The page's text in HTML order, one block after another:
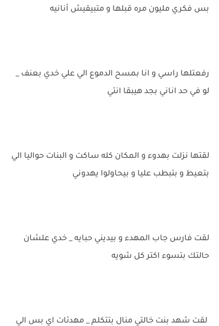
بس فكري مليون مره قبلها و متبيقيش أنانيه
رفعتلها راسي و انا بمسح الدموع الي علي خدي بعنف _
لو في حد اناني بجد هيبقا انتي
لقتها نزلت بهدوء و المكان كله ساكت و البنات حواليا الي
بتعيط و بتبطب عليا و بيحاولوا يهدوني
لقت فارس جاب المهدء و بيديني حبايه _ خدي علشان
حالتك بتسوء اكتر كل شويه
لقت شهد بنت خالتي منال بتتكلم _ مهدئات اي بس الي